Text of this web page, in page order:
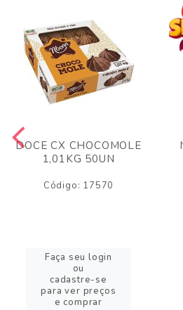
DOCE CX CHOCOMOLE
1,01KG 50UN
Código: 17570
Faça seu login
ou
cadastre-se
para ver preços
e comprar